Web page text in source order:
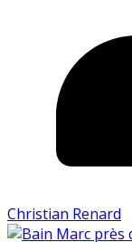
Christian Renard